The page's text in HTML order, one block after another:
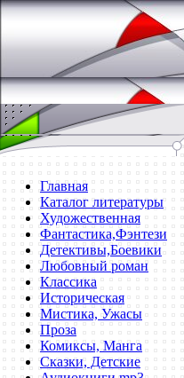
Главная
Каталог литературы
Художественная
Фантастика,Фэнтези
Детективы,Боевики
Любовный роман
Классика
Историческая
Мистика, Ужасы
Проза
Комиксы, Манга
Сказки, Детские